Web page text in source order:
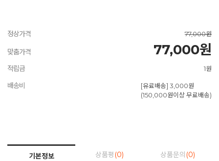
정상가격 77,000원
맞춤가격 77,000원
적립금 1원
배송비
[유료배송] 3,000원
(150,000원이상 무료배송)
기본정보 상품평 (0) 상품문의 (0)